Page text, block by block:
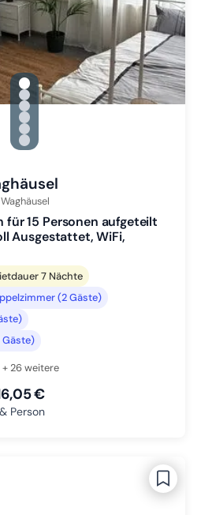
gallery.slide_selector
Zu Slide 1 wechseln
Zu Slide 2 wechseln
Zu Slide 3 wechseln
Zu Slide 4 wechseln
Zu Slide 5 wechseln
Zu Slide 6 wechseln
Waghäusel
15 Personen aufgeteilt
Ausgestattet, WiFi,
7 Nächte
(2 Gäste)
+ 26 weitere
€
Person